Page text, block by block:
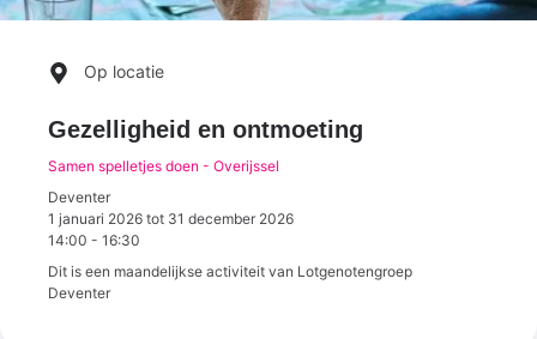
Op locatie
Gezelligheid en ontmoeting
Samen spelletjes doen - Overijssel
Deventer
1 januari 2026 tot 31 december 2026
14:00 - 16:30
Dit is een maandelijkse activiteit van Lotgenotengroep
Deventer